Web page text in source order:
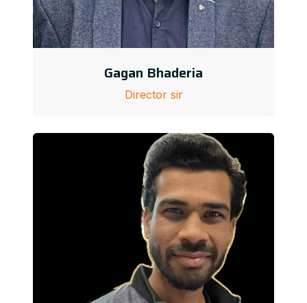
Gagan Bhaderia
Director sir